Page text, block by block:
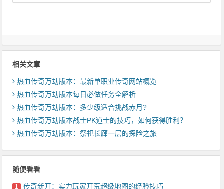
相关文章
热血传奇万劫版本：最新单职业传奇网站概览
热血传奇万劫版本每日必做任务全解析
热血传奇万劫版本：多少级适合挑战赤月?
热血传奇万劫版本战士PK道士的技巧，如何获得胜利？
热血传奇万劫版本：祭祀长廊一层的探险之旅
随便看看
1 传奇新开：实力玩家开荒超级地图的经验技巧